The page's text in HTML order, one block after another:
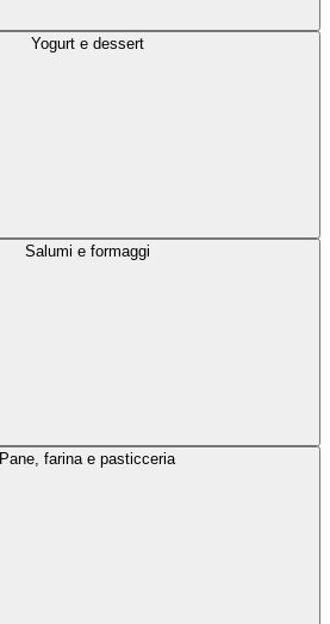
Yogurt e dessert
Salumi e formaggi
Pane, farina e pasticceria